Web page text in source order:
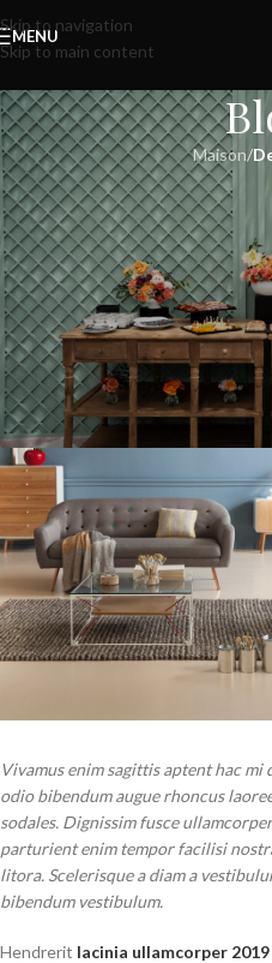
Skip to navigation
Skip to main content
MENU
Maison/
Exploring
adminaoût 27,
Vivamus enim sagittis aptent hac mi
odio bibendum augue rhoncus
sodales. Dignissim fusce
parturient enim tempor facilisi
litora. Scelerisque a diam a
bibendum vestibulum.
Hendrerit lacinia ullamcorper 2019